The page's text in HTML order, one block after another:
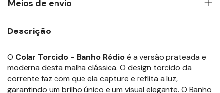
Meios de envio
Descrição
O Colar Torcido - Banho Ródioé a versão prateada e
moderna desta malha clássica. O design torcido da
corrente faz com que ela capture e reflita a luz,
garantindo um brilho único e um visual elegante. O Banho